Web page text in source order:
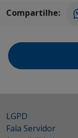
Compartilhe:
LGPD
Fala Servidor